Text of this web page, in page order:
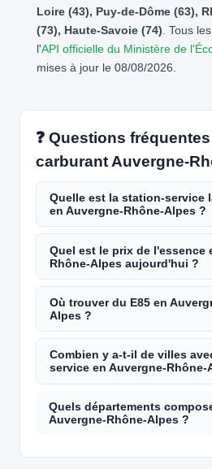
Loire (43), Puy-de-Dôme (63),
(73), Haute-Savoie (74) . Tous
l'API officielle du Ministère de
mises à jour le 08/08/2026.
❓ Questions
carburant Auvergne-
Quelle est la station-service
en Auvergne-Rhône-Alpes ?
Quel est le prix de l'essence
Rhône-Alpes aujourd'hui ?
Où trouver du E85 en
Alpes ?
Combien y a-t-il de villes
service en Auvergne-Rhône-
Quels départements
Auvergne-Rhône-Alpes ?